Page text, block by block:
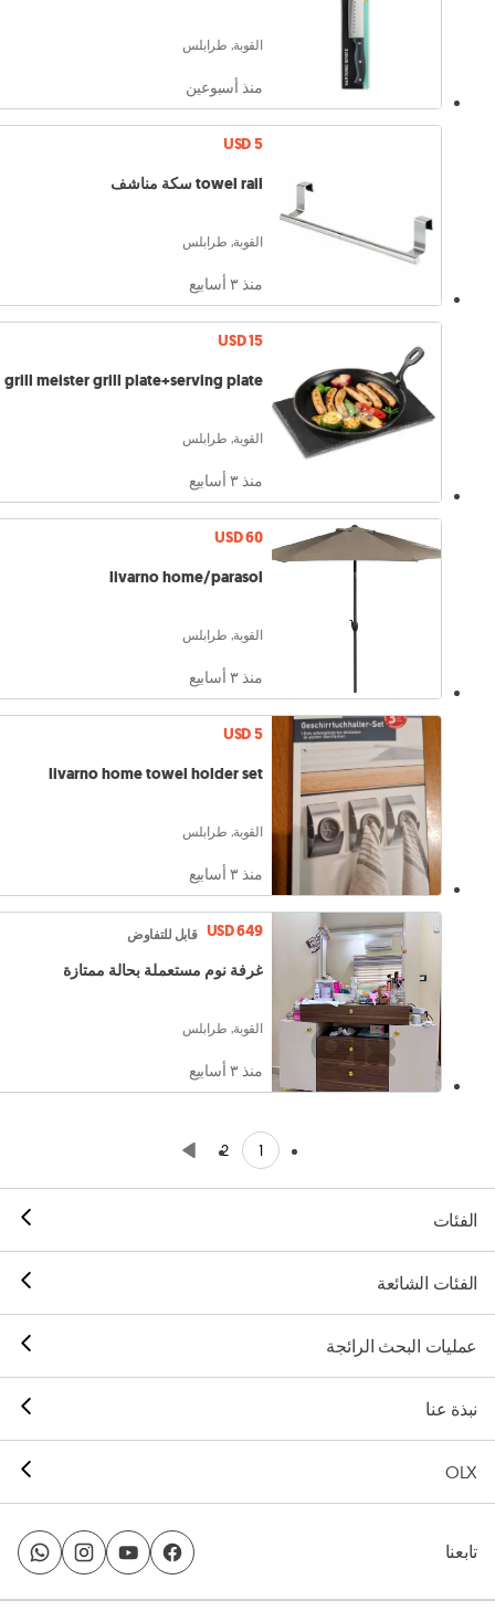
القوبة, طرابلس
منذ أسبوعين
USD 5
towel rail سكة مناشف
القوبة, طرابلس
منذ ٣ أسابيع
USD 15
grill meister grill plate+serving plate
القوبة, طرابلس
منذ ٣ أسابيع
USD 60
livarno home/parasol
القوبة, طرابلس
منذ ٣ أسابيع
USD 5
livarno home towel holder set
القوبة, طرابلس
منذ ٣ أسابيع
USD 649 قابل للتفاوض
غرفة نوم مستعملة بحالة ممتازة
القوبة, طرابلس
منذ ٣ أسابيع
1
2
الفئات
الفئات الشائعة
عمليات البحث الرائجة
نبذة عنا
OLX
تابعنا